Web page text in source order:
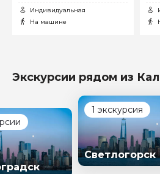
Индивидуальная
На машине
Экскурсии рядом из
1 экскурсия
Светлогорск